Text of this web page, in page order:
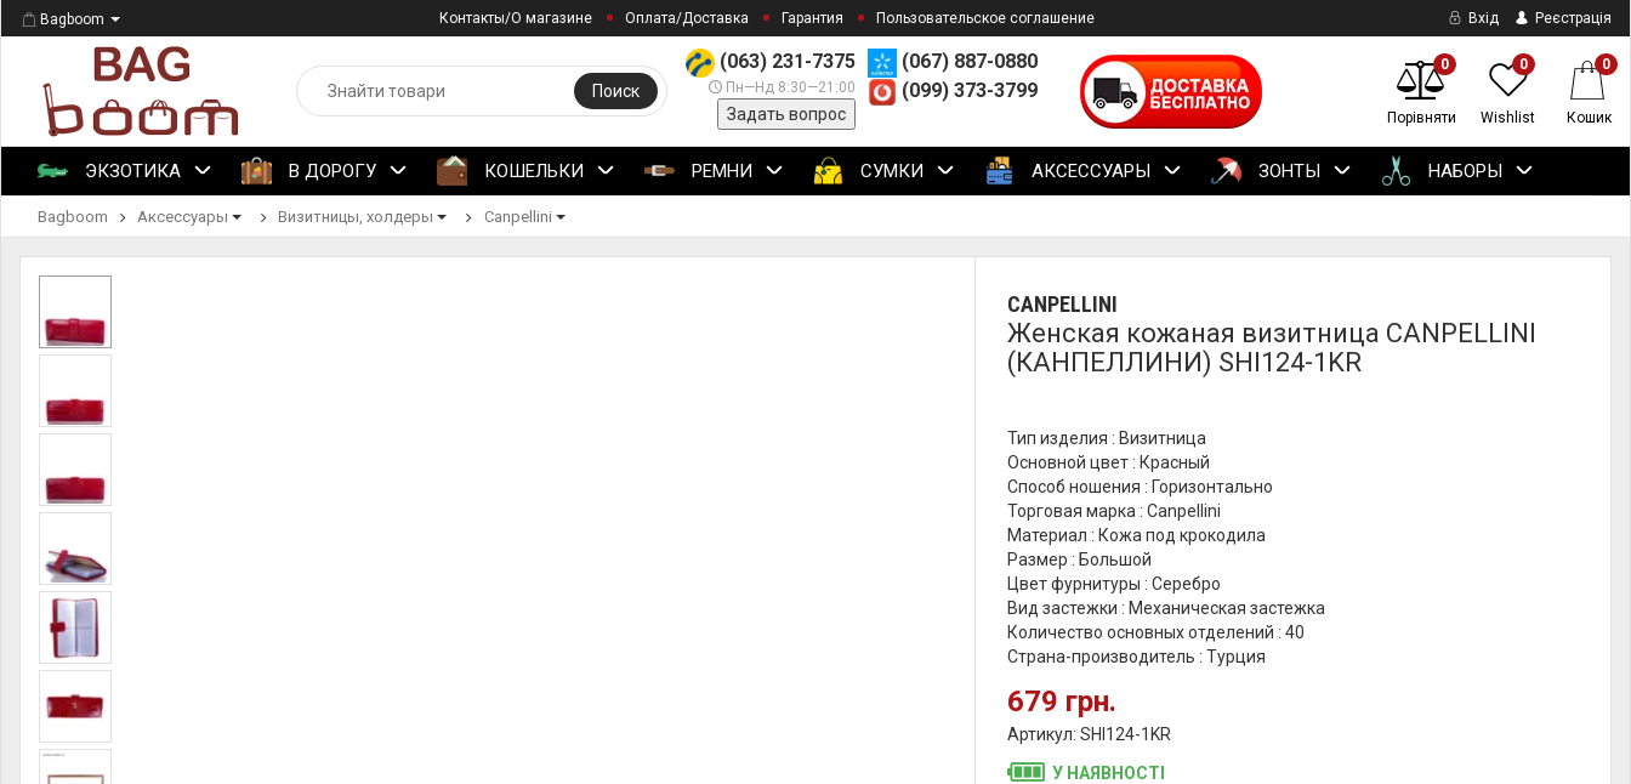
Bagboom Контакты/О магазине Оплата/Доставка Гарантия Пользовательское соглашение Вхід Реєстрація
(063) 231-7375
Пн—Нд 8:30—21:00
Задать вопрос
(067) 887-0880
(099) 373-3799
Поиск
0
Порівняти
0
Wishlist
0
Кошик
ЭКЗОТИКА В ДОРОГУ КОШЕЛЬКИ РЕМНИ СУМКИ АКСЕССУАРЫ ЗОНТЫ НАБОРЫ
Bagboom Аксессуары Визитницы, холдеры Canpellini
CANPELLINI
Женская кожаная визитница CANPELLINI
(КАНПЕЛЛИНИ) SHI124-1KR
Тип изделия : Визитница
Основной цвет : Красный
Способ ношения : Горизонтально
Торговая марка : Canpellini
Материал : Кожа под крокодила
Размер : Большой
Цвет фурнитуры : Серебро
Вид застежки : Механическая застежка
Количество основных отделений : 40
Страна-производитель : Турция
679 грн.
Артикул: SHI124-1KR
У НАЯВНОСТІ